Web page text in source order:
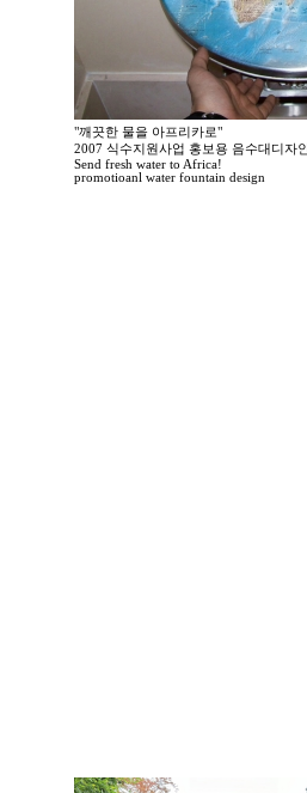
"깨끗한 물을 아프리카로"
2007 식수지원사업 홍보용 음수대디자인
Send fresh water to Africa!
promotioanl water fountain design